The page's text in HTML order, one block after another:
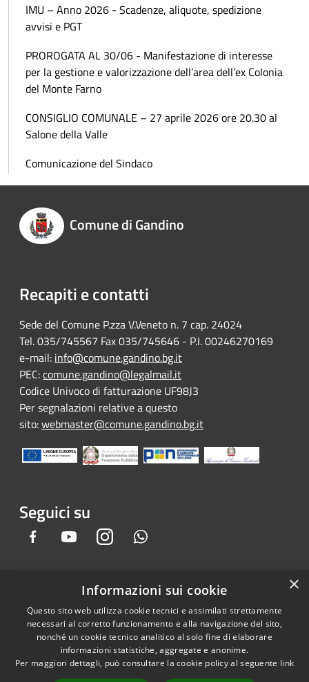
IMU – Anno 2026 - Scadenze, aliquote, spedizione
avvisi e PGT
PROROGATA AL 30/06 - Manifestazione di interesse
per la gestione e valorizzazione dell’area dell’ex Colonia
del Monte Farno
CONSIGLIO COMUNALE – 27 aprile 2026 ore 20.30 al
Salone della Valle
Comunicazione del Sindaco
Comune di Gandino
Recapiti e contatti
Sede del Comune P.zza V.Veneto n. 7 cap. 24024
Tel. 035/745567 Fax 035/745646 - P.I. 00246270169
e-mail: info@comune.gandino.bg.it
PEC:comune.gandino@legalmail.it
Codice Univoco di fatturazione UF98J3
Per segnalazioni relative a questo
sito:webmaster@comune.gandino.bg.it
Seguici su
Facebook YoutubeInstagram
Accessibilità
Privacy
Mappa del sito
Gandino • Powered by
Municipium•Accesso
redazione
×
Informazioni sui cookie
Questo sito web utilizza cookie tecnici e assimilati strettamente
necessari al corretto funzionamento e alla navigazione del sito,
nonché un cookie tecnico analitico al solo fine di elaborare
informazioni statistiche, aggregate e anonime.
Per maggiori dettagli, può consultare la cookie policy al seguente link